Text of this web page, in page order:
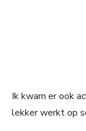
Ik kwam er ook
lekker werkt op